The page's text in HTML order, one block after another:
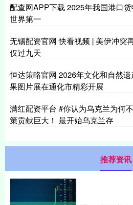
配查网APP下载 2025年我国港口
世界第一
无锡配资官网 快看视频 | 美伊冲突
仅过九天
恒达策略官网 2026年文化和自然
果图片展在通化市精彩开展
满红配资平台 #你认为乌克兰为何
策贡献巨大！ 最开始乌克兰存
推荐资讯